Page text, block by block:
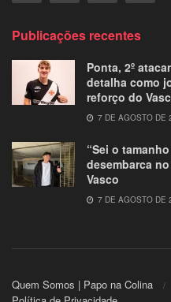
Publicações recentes
Ponta, 2º
detalha como
reforço do
7 DE AGOSTO DE
“Sei o
desembarca
Vasco
7 DE AGOSTO DE
Quem Somos | Papo na Colina